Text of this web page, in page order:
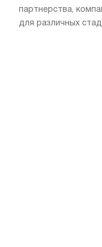
партнерства,
для различных